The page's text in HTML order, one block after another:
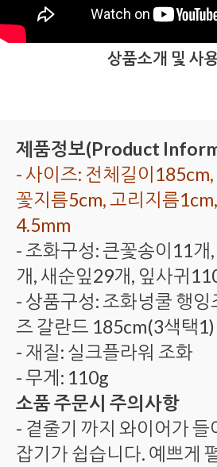
상품소개 및 사
제품정보(Product
- 사이즈: 전체길이
꽃지름5cm, 고리지름1cm,
4.5mm
- 조화구성: 큰꽃송이11
개, 새순잎29개, 잎사귀
- 상품구성: 조화넝쿨 행
즈 갈란드 185cm(3색택1)
- 재질: 실크플라워 조화
- 무게: 110g
소품 주문시 주의사항
- 곁줄기 까지 와이어가 들
잡기가 쉽습니다. 예쁘게